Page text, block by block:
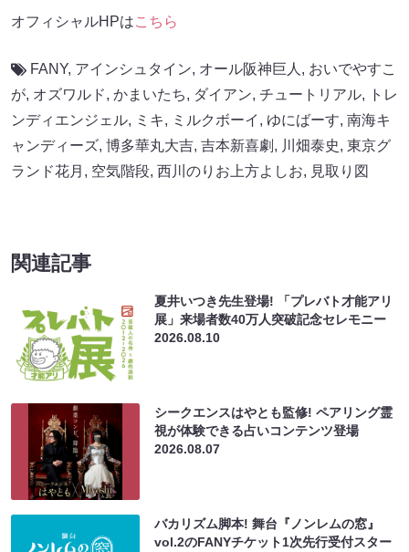
オフィシャルHPはこちら
FANY, アインシュタイン, オール阪神巨⼈ , おいでやすこ
が, オズワルド, かまいたち, ダイアン, チュートリアル,
トレ
ンディエンジェル, ミキ, ミルクボーイ , ゆにばーす, 南海キ
ャンディーズ, 博多華丸大吉, 吉本新喜劇 , 川畑泰史, 東京グ
ランド花月 , 空気階段, 西川のりお上方よしお, 見取り図
関連記事
夏井いつき先生登場! 「プレバト才能アリ
展」来場者数40万人突破記念セレモニー
2026.08.10
シークエンスはやとも監修! ペアリング霊
視が体験できる占いコンテンツ登場
2026.08.07
バカリズム脚本! 舞台『ノンレムの窓』
vol.2のFANYチケット1次先行受付スター